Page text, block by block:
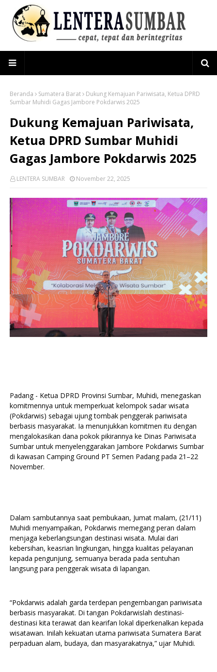
Beranda Sumatera Barat
Dukung Kemajuan Pariwisata, Ketua DPRD
Sumbar Muhidi Gagas Jambore Pokdarwis 2025
Dukung Kemajuan Pariwisata,
Ketua DPRD Sumbar Muhidi
Gagas Jambore Pokdarwis 2025
LENTERA SUMBAR November 22, 2025
Padang - Ketua DPRD Provinsi Sumbar, Muhidi, menegaskan
komitmennya untuk memperkuat kelompok sadar wisata
(Pokdarwis) sebagai ujung tombak penggerak pariwisata
berbasis masyarakat. Ia menunjukkan komitmen itu dengan
mengalokasikan dana pokok pikirannya ke Dinas Pariwisata
Sumbar untuk menyelenggarakan Jambore Pokdarwis Sumbar
di kawasan Camping Ground PT Semen Padang pada 21–22
November.
Dalam sambutannya saat pembukaan, Jumat malam, (21/11)
Muhidi menyampaikan, Pokdarwis memegang peran dalam
menjaga keberlangsungan destinasi wisata. Mulai dari
kebersihan, keasrian lingkungan, hingga kualitas pelayanan
kepada pengunjung, semuanya berada pada sentuhan
langsung para penggerak wisata di lapangan.
“Pokdarwis adalah garda terdepan pengembangan pariwisata
berbasis masyarakat. Di tangan Pokdarwislah destinasi-
destinasi kita terawat dan kearifan lokal diperkenalkan kepada
wisatawan. Inilah kekuatan utama pariwisata Sumatera Barat
perpaduan alam, budaya, dan masyarakatnya,” ujar Muhidi.